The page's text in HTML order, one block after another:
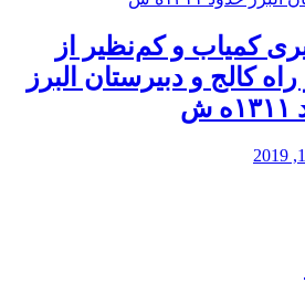
کمیاب و کم‌نظیر از
كالج و دبيرستان البرز